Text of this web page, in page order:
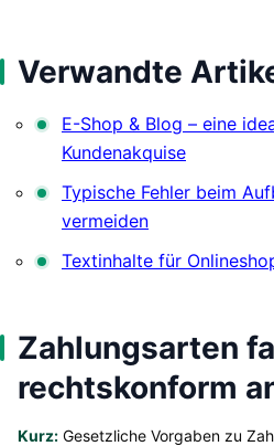
Verwandte
E-Shop & Blog – eine
Kundenakquise
Typische Fehler beim
vermeiden
Textinhalte für
Zahlungsarten
rechtskonform
Kurz: Gesetzliche Vorgaben zu